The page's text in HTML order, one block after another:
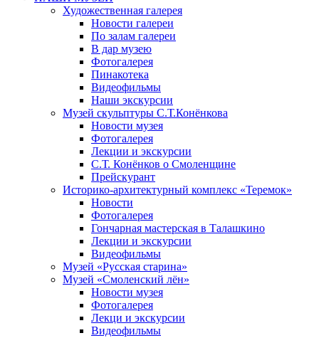
Художественная галерея
Новости галереи
По залам галереи
В дар музею
Фотогалерея
Пинакотека
Видеофильмы
Наши экскурсии
Музей скульптуры С.Т.Конёнкова
Новости музея
Фотогалерея
Лекции и экскурсии
С.Т. Конёнков о Смоленщине
Прейскурант
Историко-архитектурный комплекс «Теремок»
Новости
Фотогалерея
Гончарная мастерская в Талашкино
Лекции и экскурсии
Видеофильмы
Музей «Русская старина»
Музей «Смоленский лён»
Новости музея
Фотогалерея
Лекци и экскурсии
Видеофильмы